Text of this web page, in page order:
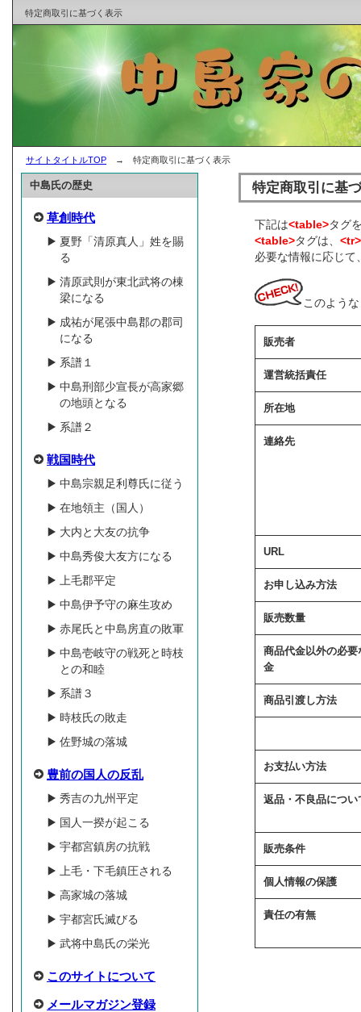
特定商取引に基づく表示
サイトタイトルTOP → 特定商取引に基づく表示
特定商取引に基
下記は<table>タグ
<table>タグは、
必要な情報に応じて
このよう
販売者
運営統括責任
所在地
連絡先
URL
お申し込み方法
販売数量
商品代金以外の必要
金
商品引渡し方法
お支払い方法
返品・不良品につい
販売条件
個人情報の保護
責任の有無
中島氏の歴史
草創時代
夏野「清原真人」姓を賜
る
清原武則が東北武将の棟
梁になる
成祐が尾張中島郡の郡司
になる
系譜１
中島刑部少宣長が高家郷
の地頭となる
系譜２
戦国時代
中島宗親足利尊氏に従う
在地領主（国人）
大内と大友の抗争
中島秀俊大友方になる
上毛郡平定
中島伊予守の麻生攻め
赤尾氏と中島房直の敗軍
中島壱岐守の戦死と時枝
との和睦
系譜３
時枝氏の敗走
佐野城の落城
豊前の国人の反乱
秀吉の九州平定
国人一揆が起こる
宇都宮鎮房の抗戦
上毛・下毛鎮圧される
高家城の落城
宇都宮氏滅びる
武将中島氏の栄光
このサイトについて
メールマガジン登録